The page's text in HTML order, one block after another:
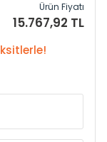
Ürün Fiyatı
15.767,92 TL